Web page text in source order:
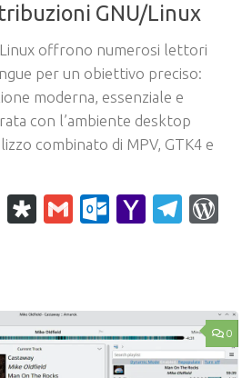
GNU/Linux
offrono numerosi lettori
per un obiettivo preciso:
moderna, essenziale e
con l’ambiente desktop
combinato di MPV, GTK4 e
WhatsApp
Diaspora
Gmail Yahoo
0